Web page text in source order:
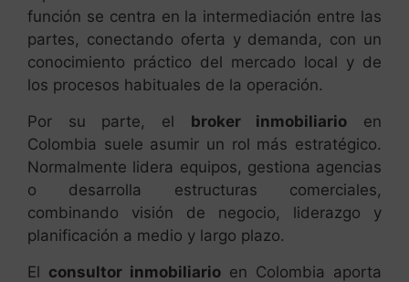
función se centra en la intermediación entre las
partes, conectando oferta y demanda, con un
conocimiento práctico del mercado local y de
los procesos habituales de la operación.
Por su parte, el broker inmobiliario en
Colombia suele asumir un rol más estratégico.
Normalmente lidera equipos, gestiona agencias
o desarrolla estructuras comerciales,
combinando visión de negocio, liderazgo y
planificación a medio y largo plazo.
El consultor inmobiliario en Colombia aporta